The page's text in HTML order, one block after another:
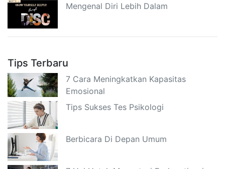
Mengenal Diri Lebih Dalam
Tips Terbaru
7 Cara Meningkatkan Kapasitas
Emosional
Tips Sukses Tes Psikologi
Berbicara Di Depan Umum